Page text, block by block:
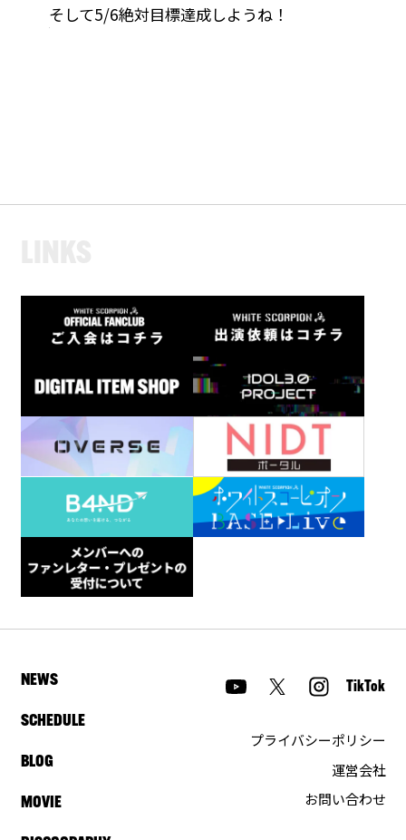
そして5/6絶対目標達成しようね！
NEWS
SCHEDULE
BLOG
MOVIE
TikTok
プライバシーポリシー
運営会社
お問い合わせ